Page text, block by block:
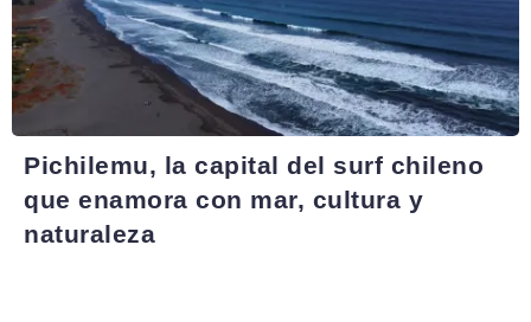
Pichilemu, la capital del surf chileno
que enamora con mar, cultura y
naturaleza